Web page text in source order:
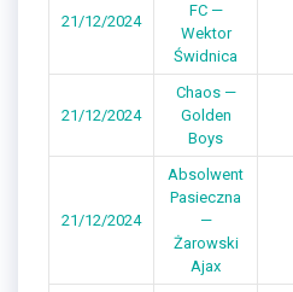
21/12/2024
FC —
Wektor
Świdnica
21/12/2024
Chaos —
Golden
Boys
21/12/2024
Absolwent
Pasieczna
—
Żarowski
Ajax